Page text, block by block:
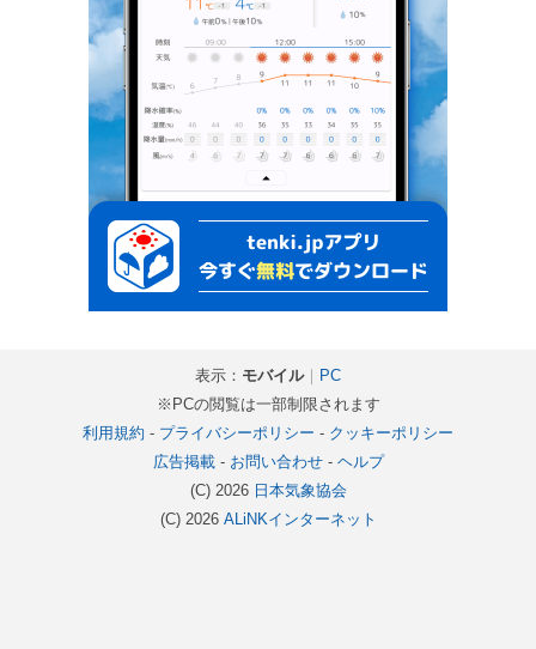
表示： モバイル｜
PC
※PCの閲覧は一部制限されます
利用規約 - プライバシーポリシー - クッキーポリシー
広告掲載- お問い合わせ- ヘルプ
(C) 2026 日本気象協会
(C) 2026 ALiNKインターネット